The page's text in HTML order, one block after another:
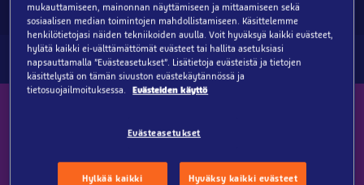
mukauttamiseen, mainonnan näyttämiseen ja mittaamiseen sekä
sosiaalisen median toimintojen mahdollistamiseen. Käsittelemme
henkilötietojasi näiden tekniikoiden avulla. Voit hyväksyä kaikki evästeet,
hylätä kaikki ei-välttämättömät evästeet tai hallita asetuksiasi
napsauttamalla ”Evästeasetukset”. Lisätietoja evästeistä ja tietojen
käsittelystä on tämän sivuston evästekäytännössä ja
tietosuojailmoituksessa.
Evästeiden käyttö
Evästeasetukset
Hylkää kaikki Hyväksy kaikki evästeet